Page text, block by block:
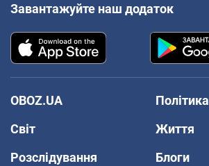
Завантажуйте наш додаток
OBOZ.UA
Політика
Світ
Життя
Розслідування
Блоги